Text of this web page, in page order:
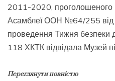
2011-2020, проголошеного
Асамблеї ООН №64/255 від
проведення Тижня безпеки
118 ХКТК відвідала Музей
Переглянути повністю